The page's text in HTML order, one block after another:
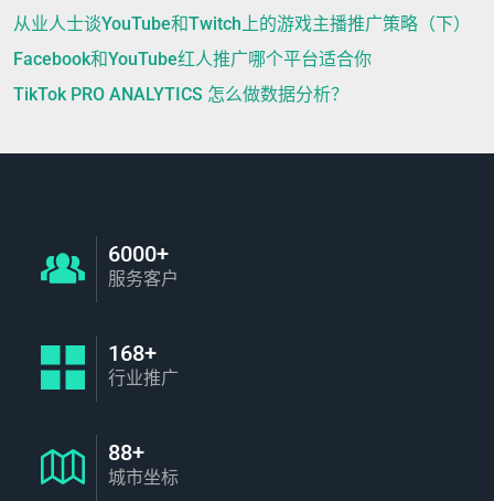
从业人士谈YouTube和Twitch上的游戏主播推广策略（下）
Facebook和YouTube红人推广哪个平台适合你
TikTok PRO ANALYTICS 怎么做数据分析？
6000+
服务客户
168+
行业推广
88+
城市坐标